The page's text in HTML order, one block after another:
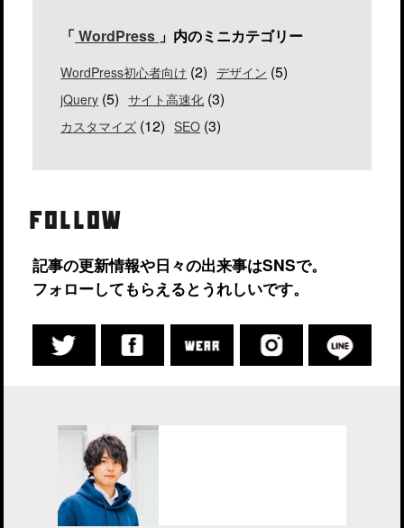
「 WordPress 」内のミニカテゴリー
WordPress初心者向け (2) デザイン (5)
jQuery (5) サイト高速化 (3)
カスタマイズ (12) SEO (3)
FOLLOW
記事の更新情報や日々の出来事はSNSで。
フォローしてもらえるとうれしいです。